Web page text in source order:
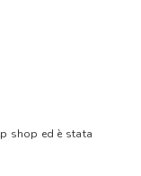
shop ed è stata